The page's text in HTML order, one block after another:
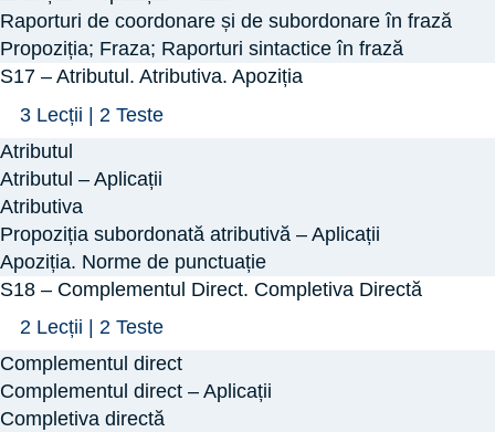
Enunțul.
Propoziția.
Fraza.
Raporturi
sintactice
în
frază.
Norme
de
punctuație
Raporturi de coordonare și de subordonare în frază
Propoziția; Fraza; Raporturi sintactice în frază
S17 – Atributul. Atributiva. Apoziția
Arată
S17
–
Atributul.
Atributiva.
Apoziția
3 Lecții | 2 Teste
Atributul
Atributul – Aplicații
Atributiva
Propoziția subordonată atributivă – Aplicații
Apoziția. Norme de punctuație
S18 – Complementul Direct. Completiva Directă
Arată
S18
–
Complementul
Direct.
2 Lecții | 2 Teste
Complementul direct
Complementul direct – Aplicații
Completiva directă